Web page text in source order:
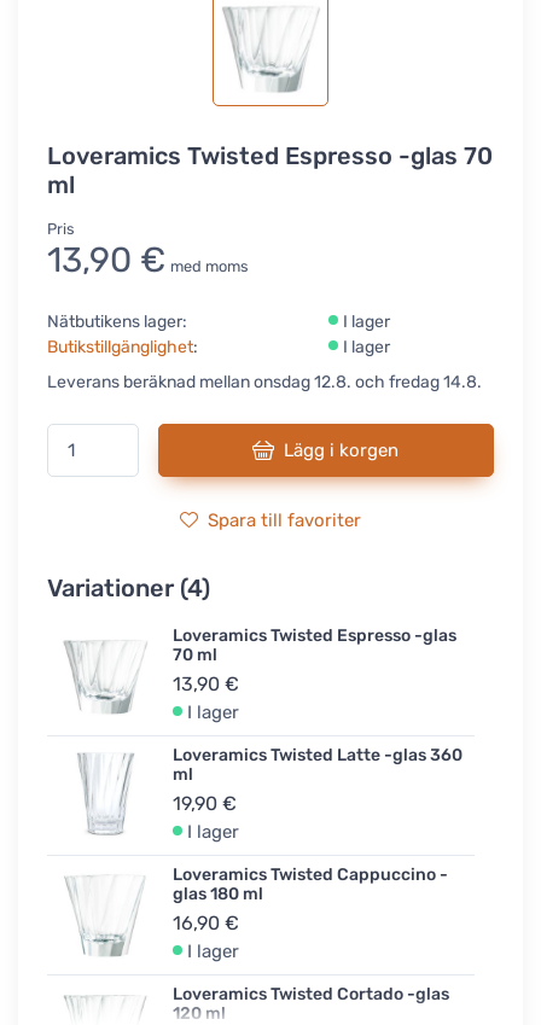
Loveramics Twisted Espresso -glas 70
ml
Pris
13,90 € med moms
Nätbutikens lager:
I lager
Butikstillgänglighet:
I lager
Leverans beräknad mellan onsdag 12.8. och fredag 14.8.
Lägg i korgen
Spara till favoriter
Variationer (4)
Loveramics Twisted Espresso -glas
70 ml
13,90 €
I lager
Loveramics Twisted Latte -glas 360
ml
19,90 €
I lager
Loveramics Twisted Cappuccino -
glas 180 ml
16,90 €
I lager
Loveramics Twisted Cortado -glas
120 ml